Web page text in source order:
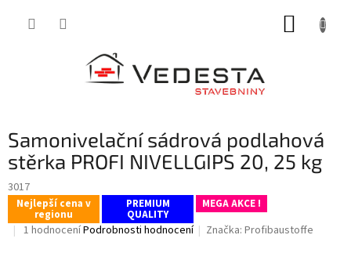
Samonivelační sádrová podlahová
stěrka PROFI NIVELLGIPS 20, 25 kg
3017
Nejlepší cena v
regionu
PREMIUM
QUALITY
MEGA AKCE !
Průměrné
1 hodnoceníPodrobnosti hodnocení Značka:Profibaustoffe